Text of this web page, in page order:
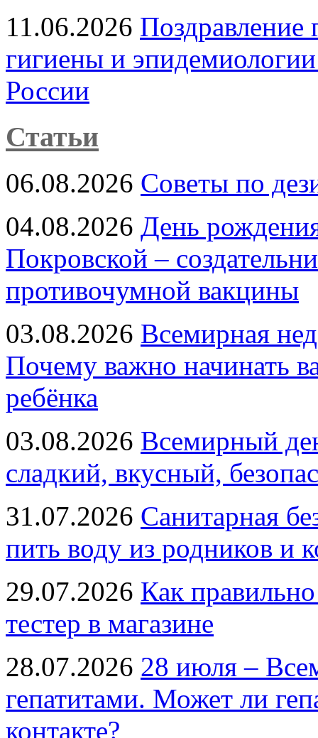
11.06.2026 Поздравление
гигиены и
России
Статьи
06.08.2026 Советы по
04.08.2026 День
Покровской –
противочумной вакцины
03.08.2026 Всемирная
Почему важно начинать
ребёнка
03.08.2026 Всемирный
сладкий, вкусный,
31.07.2026 Санитарная
пить воду из родников и
29.07.2026 Как
тестер в магазине
28.07.2026 28 июля –
гепатитами. Может ли
контакте?